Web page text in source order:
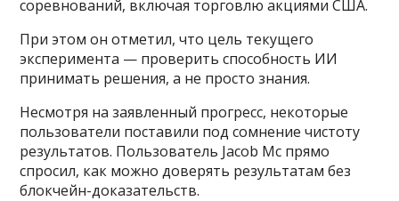
соревнований, включая торговлю акциями США.
При этом он отметил, что цель текущего
эксперимента — проверить способность ИИ
принимать решения, а не просто знания.
Несмотря на заявленный прогресс, некоторые
пользователи поставили под сомнение чистоту
результатов. Пользователь Jacob Mc прямо
спросил, как можно доверять результатам без
блокчейн-доказательств.